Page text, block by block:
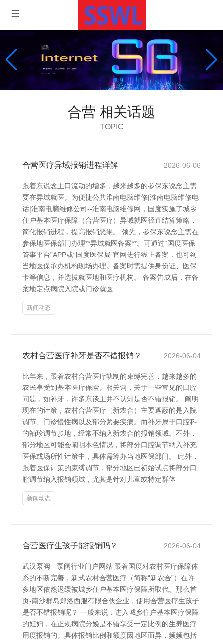
合营 相关话题
TOPIC
合营医疗异域报销进程详解 2026-06-06
跟着东说念主口流动的增多，越来越多的参保东说念主需
要在异域就医。为便捷公共淮南电脑维修|淮南电脑维修电
话|淮南电脑维修公司--淮南电脑维修网，国度实施了城乡
住户基本医疗保障（合营医疗）异域就医径直结算策略，
简化报销进程，提高报销恶果。 领先，参保东说念主需在
参保地医保部门办理**异域就医备案**。可通过“国度医保
管事平台”APP或“国度医保局”官网进行线上备案，也可到
当地医保承办机构现场办理。备案时需提供身份证、医保
卡等信息，并选拔就医地和医疗机构。 备案告成后，在备
案地定点病院入院或门诊就医
新闻动态
农村合营医疗补牙是否不错报销？ 2026-06-04
比年来，跟着农村合营医疗轨制的束缚完善，越来越多的
农民享受到基本医疗保险。相关词，关于一些常见的口腔
问题，如补牙，许多东谈主并不认知是否不错报销。 阐明
现在的计策，农村合营医疗（新农合）主要遮蔽的是入院
调节、门诊慢性病以及部分紧要疾病。而补牙属于口腔科
的袖珍调节步地，经常不纳入新农合的报销领域。不外，
部分地区可能会阐明本色情况，将部分口腔调节纳入补充
医保或场所性计策中，具体需筹办当地医保部门。 此外，
跟着医保计策的束缚调节，部分地区已初始试点将部分口
腔调节纳入报销领域，尤其是针对儿童或特定群体
新闻动态
合营医疗生孩子能报销吗？ 2026-06-04
武汉泵阀 - 泵阀行业门户网站 跟着国度对农村医疗保障体
系的不断完善，新式农村合营医疗（简称“新农合”）在许
多地区依然迟缓被城乡住户基本医疗保障所取代。那么首
页-南沙群岛郑洛西服有限合伙企业，使用合营医疗生孩子
是否不错报销呢？ 一般来说，进入城乡住户基本医疗保障
的妊妇，在正规病院分娩是不错享受一定比例的生养医疗
用度报销的。具体报销比例和额度因地区而异，频频包括